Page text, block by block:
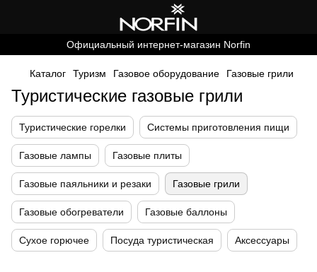
Официальный интернет-магазин Norfin
Каталог Туризм Газовое оборудование Газовые грили
Туристические газовые грили
Туристические горелки Системы приготовления пищи
Газовые лампы Газовые плиты
Газовые паяльники и резаки Газовые грили
Газовые обогреватели Газовые баллоны
Сухое горючее Посуда туристическая Аксессуары